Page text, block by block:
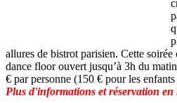
allures de bistrot parisien. Cette
dance floor ouvert jusqu’à 3h du
€ par personne (150 € pour les
Plus d'informations et réservation en